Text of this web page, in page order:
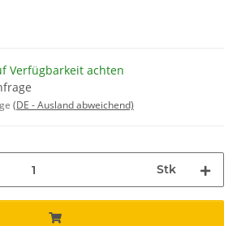
Verfügbarkeit achten
(DE - Ausland abweichend)
Stk